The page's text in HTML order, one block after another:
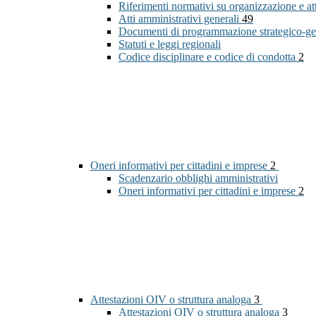
Riferimenti normativi su organizzazione e
Atti amministrativi generali 49
Documenti di programmazione strategico-
Statuti e leggi regionali
Codice disciplinare e codice di condotta 2
Oneri informativi per cittadini e imprese 2
Scadenzario obblighi amministrativi
Oneri informativi per cittadini e imprese 2
Attestazioni OIV o struttura analoga 3
Attestazioni OIV o struttura analoga 3